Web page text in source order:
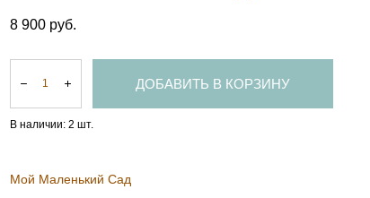
8 900 pуб.
В наличии: 2 шт.
ДОБАВИТЬ В КОРЗИНУ
Мой Маленький Сад